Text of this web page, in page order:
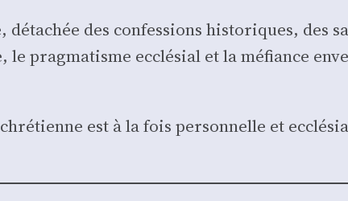
des confes­sions his­to­riques, des
prag­ma­tisme ecclé­sial et la méfiance
est à la fois per­son­nelle et